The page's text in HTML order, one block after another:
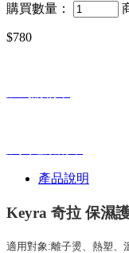
購買數量：
$780
產品說明
Keyra 奇拉 保濕
適用對象:離子燙、熱塑、